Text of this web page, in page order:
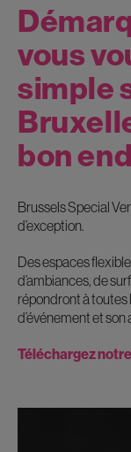
vous
simple
bon
Brussels Special
d’exception.
Des espaces
d’ambiances, de
répondront à toutes
d’événement et son
Téléchargez